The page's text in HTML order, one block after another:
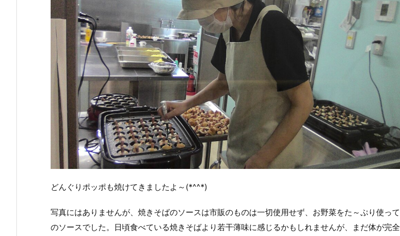
どんぐりポッポも焼けてきましたよ～(*^^*)
写真にはありませんが、焼きそばのソースは市販のものは一切使用せず、お野菜をた～ぷり使って
のソースでした。日頃食べている焼きそばより若干薄味に感じるかもしれませんが、まだ体が完全